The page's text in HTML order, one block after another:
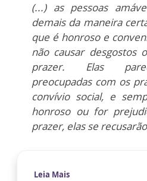
(...) as pessoas
demais da maneira
que é honroso e
não causar desgostos
prazer. Elas
preocupadas com os
convívio social, e
honroso ou for
prazer, elas se
Leia Mais